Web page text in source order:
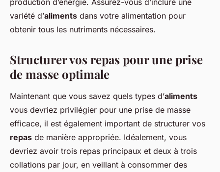
production d’énergie. Assurez-vous d’inclure une
variété d’aliments dans votre alimentation pour
obtenir tous les nutriments nécessaires.
Structurer vos repas pour une prise
de masse optimale
Maintenant que vous savez quels types d’aliments
vous devriez privilégier pour une prise de masse
efficace, il est également important de structurer vos
repas de manière appropriée. Idéalement, vous
devriez avoir trois repas principaux et deux à trois
collations par jour, en veillant à consommer des